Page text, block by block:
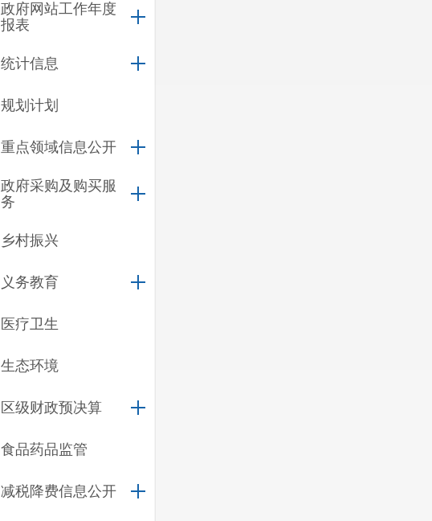
政府网站工作年度
报表
统计信息
规划计划
重点领域信息公开
政府采购及购买服
务
乡村振兴
义务教育
医疗卫生
生态环境
区级财政预决算
食品药品监管
减税降费信息公开